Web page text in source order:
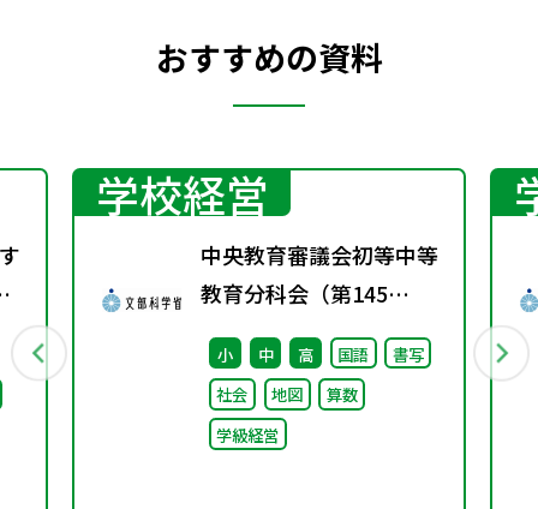
おすすめの資料
学校経営
中央教育審議会初等中等
教育分科会（第145
回） 配付資料
小 中 高 国語
書写
社会
地図
算数
学級経営